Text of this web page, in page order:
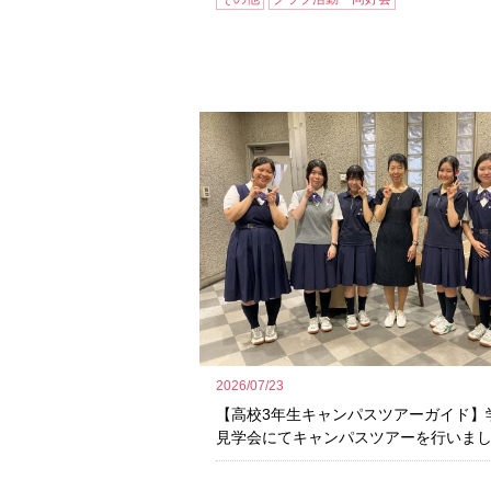
2026/07/23
【高校3年生キャンパスツアーガイド】
見学会にてキャンパスツアーを行いま